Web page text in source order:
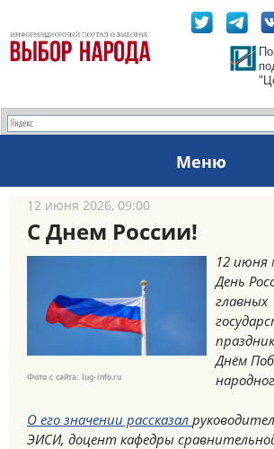
Меню
12 июня 2026, 09:00
С Днем России!
Фото с сайта: lug-info.ru
12 июня
День
главных
Днём
О его значении рассказал
ЭИСИ, доцент кафедры